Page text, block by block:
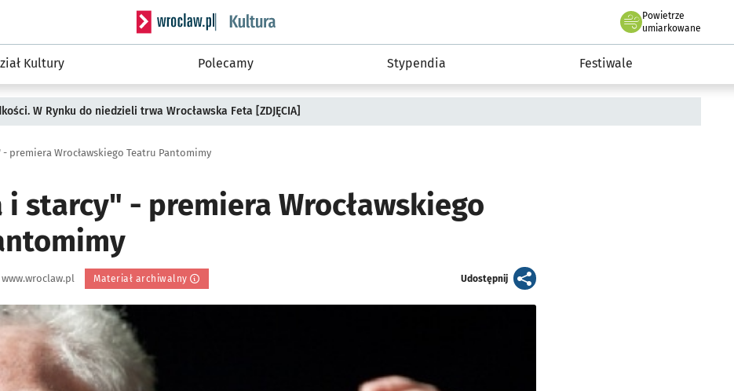
Serwis informacyjny wroclaw.pl podserwis: Kultura
Powietrze
we Wrocławiu
umiarkowane
Kultury Polecamy Stypendia Festiwale
W Rynku do niedzieli trwa Wrocławska Feta [ZDJĘCIA]
premiera Wrocławskiego Teatru Pantomimy
i starcy" - premiera Wrocławskiego
Materiał archiwalny Udostępnijartykuł